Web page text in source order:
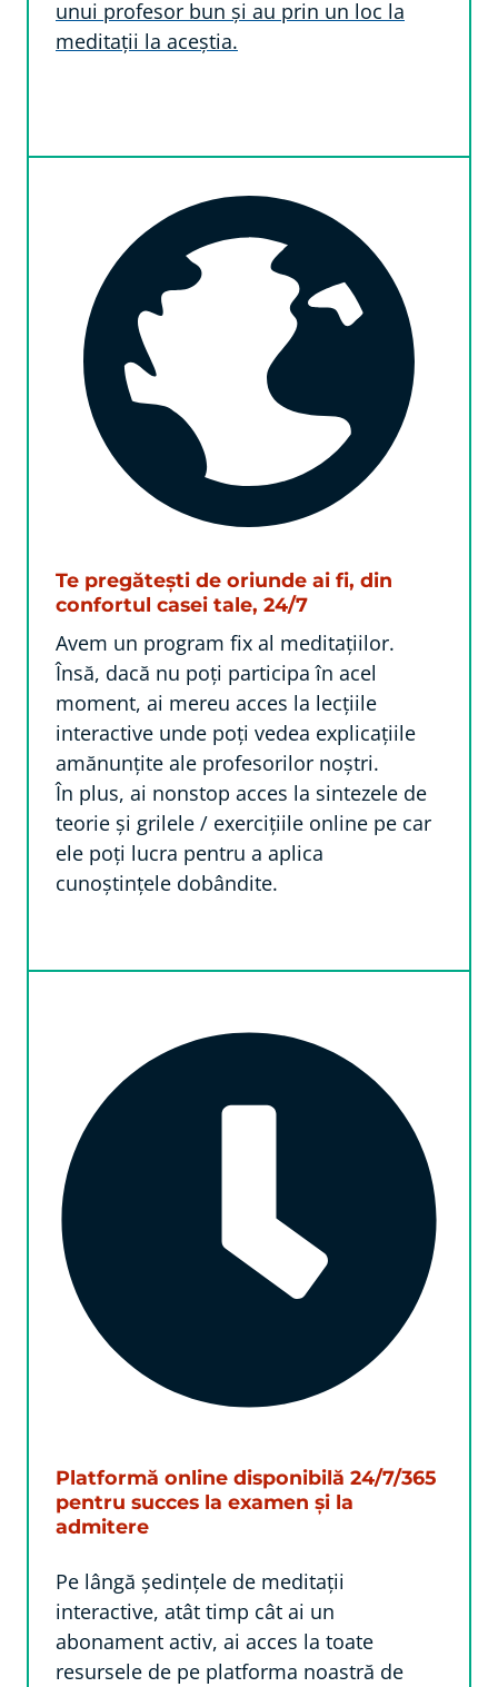
unui profesor bun și au prin un loc la
meditații la aceștia.
Te pregătești de oriunde ai fi, din
confortul casei tale, 24/7
Avem un program fix al meditațiilor.
Însă, dacă nu poți participa în acel
moment, ai mereu acces la lecțiile
interactive unde poți vedea explicațiile
amănunțite ale profesorilor noștri.
În plus, ai nonstop acces la sintezele de
teorie și grilele / exercițiile online pe car
ele poți lucra pentru a aplica
cunoștințele dobândite.
Platformă online disponibilă 24/7/365
pentru succes la examen și la
admitere
Pe lângă ședințele de meditații
interactive, atât timp cât ai un
abonament activ, ai acces la toate
resursele de pe platforma noastră de